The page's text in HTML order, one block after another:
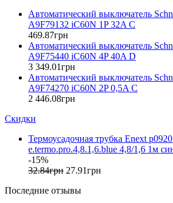
EON (Таиланд)
ETI (Словения)
ETREL (Словения)
Evrosvet (Украина)
Extherm (Германия)
F&F (Польша)
FRER (Италия)
FS (Украина)
Galkat (Украина)
GENERICA (Китай)
Gewiss (Италия)
Ginlong Solis (Китай)
Hager (Германия)
Автоматический выключатель
A9F79132 iC60N 1P 32A C
469.87грн
Автоматический выключатель
A9F75440 iC60N 4P 40A D
3 349.01грн
Автоматический выключатель
A9F74270 iC60N 2P 0,5A C
2 446.08грн
Скидки
Термоусадочная трубка Enext
e.termo.pro.4,8.1,6.blue 4,8/1,6 1м
-15%
32.84грн 27.91грн
Последние отзывы